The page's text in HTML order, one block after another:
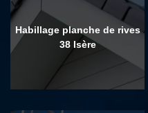
Habillage planche de rives
38 Isère